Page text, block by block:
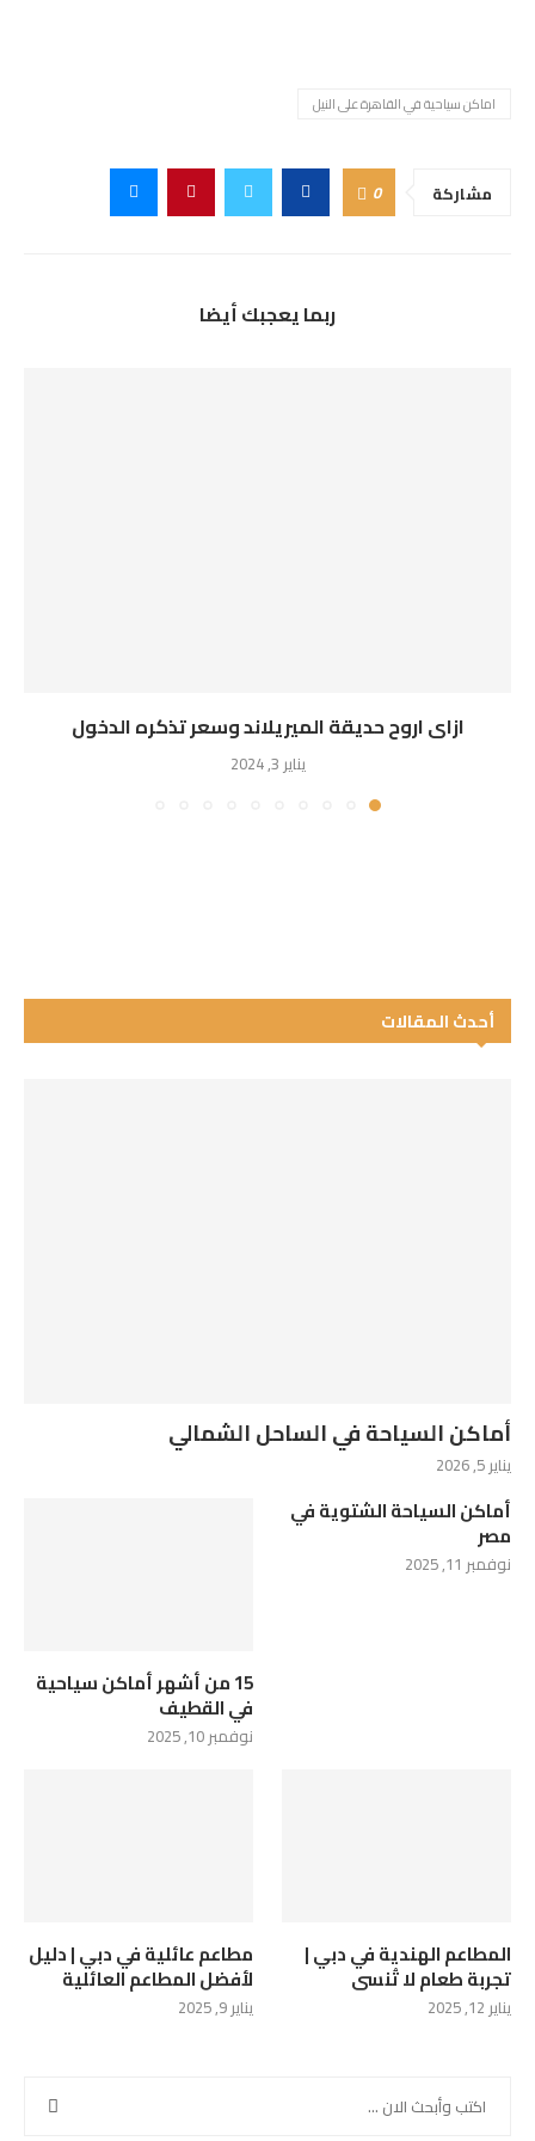
اماكن سياحية في القاهرة على النيل
مشاركة 0
ربما يعجبك أيضا
ازاى اروح حديقة الميريلاند وسعر تذكره الدخول
يناير 3, 2024
أحدث المقالات
أماكن السياحة في الساحل الشمالي
يناير 5, 2026
أماكن السياحة الشتوية في
مصر
نوفمبر 11, 2025
15 من أشهر أماكن سياحية
في القطيف
نوفمبر 10, 2025
المطاعم الهندية في دبي |
تجربة طعام لا تُنسى
يناير 12, 2025
مطاعم عائلية في دبي | دليل
لأفضل المطاعم العائلية
يناير 9, 2025